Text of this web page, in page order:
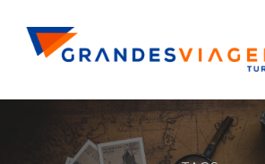
Grandes Viagens